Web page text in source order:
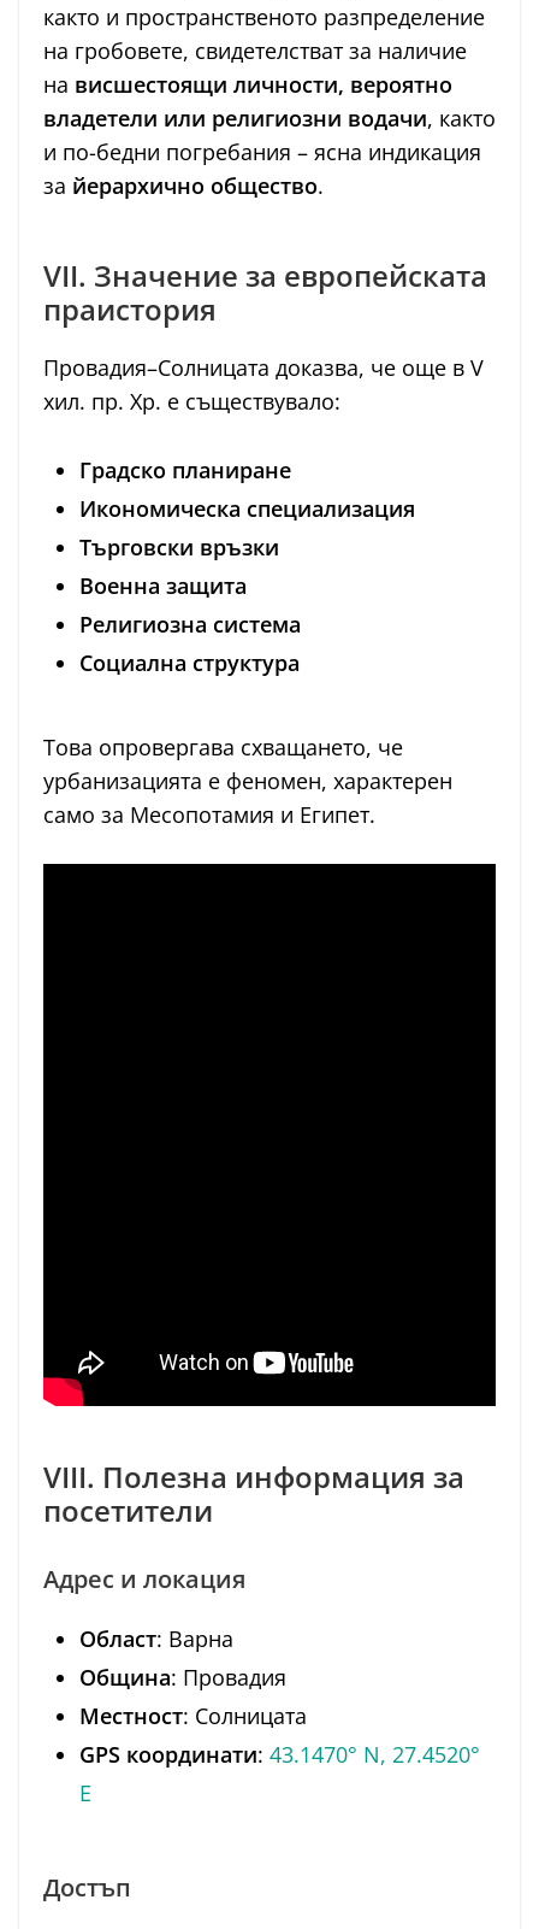
както и пространственото разпределение
на гробовете, свидетелстват за наличие
на висшестоящи личности, вероятно
владетели или религиозни водачи, както
и по-бедни погребания – ясна индикация
за йерархично общество.
VII. Значение за европейската
праистория
Провадия–Солницата доказва, че още в V
хил. пр. Хр. е съществувало:
Градско планиране
Икономическа специализация
Търговски връзки
Военна защита
Религиозна система
Социална структура
Това опровергава схващането, че
урбанизацията е феномен, характерен
само за Месопотамия и Египет.
VIII. Полезна информация за
посетители
Адрес и локация
Област: Варна
Община: Провадия
Местност: Солницата
GPS координати: 43.1470° N, 27.4520°
E
Достъп